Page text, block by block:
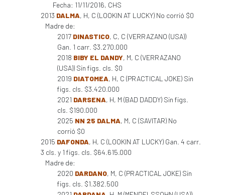
Fecha: 11/11/2016, CHS
2013 DALMA, H, C (LOOKIN AT LUCKY) No corrió $0
Madre de:
2017 DINASTICO, C, C (VERRAZANO (USA))
Gan. 1 carr. $3.270.000
2018 BIBY EL DANDY, M, C (VERRAZANO
(USA)) Sin figs. cls. $0
2019 DIATOMEA, H, C (PRACTICAL JOKE) Sin
figs. cls. $3.420.000
2021 DARSENA, H, M (BAD DADDY) Sin figs.
cls. $190.000
2025 NN 25 DALMA, M, C (SAVITAR) No
corrió $0
2015 DAFONDA, H, C (LOOKIN AT LUCKY) Gan. 4 carr.
3 cls. y 1 figs. cls. $64.615.000
Madre de:
2020 DARDANO, M, C (PRACTICAL JOKE) Sin
figs. cls. $1.382.500